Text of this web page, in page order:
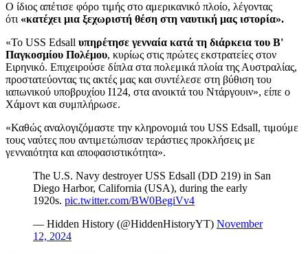
Ο ίδιος απέτισε φόρο τιμής στο αμερικανικό πλοίο, λέγοντας
ότι «κατέχει μια ξεχωριστή θέση στη ναυτική μας ιστορία».
«Το USS Edsall υπηρέτησε γενναία κατά τη διάρκεια του Β'
Παγκοσμίου Πολέμου, κυρίως στις πρώτες εκστρατείες στον
Ειρηνικό. Επιχειρούσε δίπλα στα πολεμικά πλοία της Αυστραλίας,
προστατεύοντας τις ακτές μας και συντέλεσε στη βύθιση του
ιαπωνικού υποβρυχίου Ι124, στα ανοικτά του Ντάργουιν», είπε ο
Χάμοντ και συμπλήρωσε.
«Καθώς αναλογιζόμαστε την κληρονομιά του USS Edsall, τιμούμε
τους ναύτες που αντιμετώπισαν τεράστιες προκλήσεις με
γενναιότητα και αποφασιστικότητα».
The U.S. Navy destroyer USS Edsall (DD 219) in San
Diego Harbor, California (USA), during the early
1920s. pic.twitter.com/BW0BegiVv4
— Hidden History (@HiddenHistoryYT) November
12, 2024